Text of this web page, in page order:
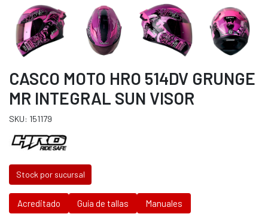
CASCO MOTO HRO 514DV GRUNGE
MR INTEGRAL SUN VISOR
SKU: 151179
Stock por sucursal
Acreditado Guía de tallas Manuales